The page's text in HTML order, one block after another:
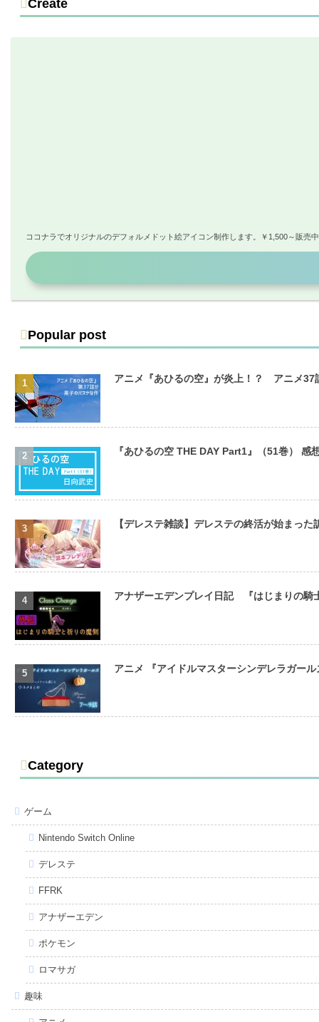
Create
ココナラでオリジナルのデフォルメドット絵アイコン制作します。￥1,500～販売
Popular post
アニメ『あひるの空』が炎上！？ アニメ37
『あひるの空 THE DAY Part1』（51巻） 感
【デレステ雑談】デレステの終活が始まっ
アナザーエデンプレイ日記 『はじまりの騎
アニメ 『アイドルマスターシンデレラガー
Category
ゲーム
Nintendo Switch Online
デレステ
FFRK
アナザーエデン
ポケモン
ロマサガ
趣味